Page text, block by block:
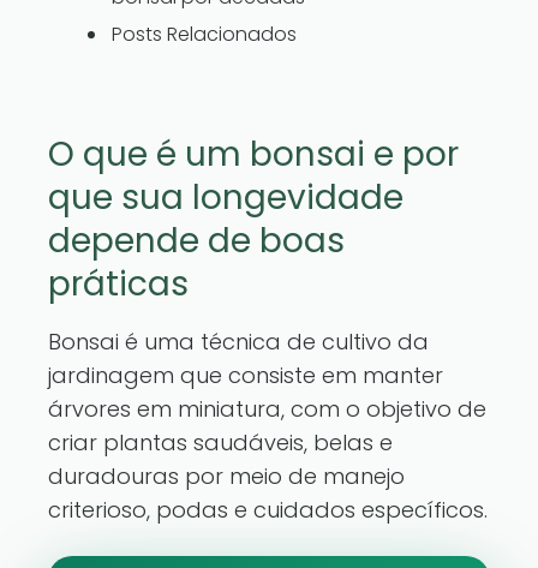
Posts Relacionados
O que é um bonsai e por
que sua longevidade
depende de boas
práticas
Bonsai é uma técnica de cultivo da
jardinagem que consiste em manter
árvores em miniatura, com o objetivo de
criar plantas saudáveis, belas e
duradouras por meio de manejo
criterioso, podas e cuidados específicos.